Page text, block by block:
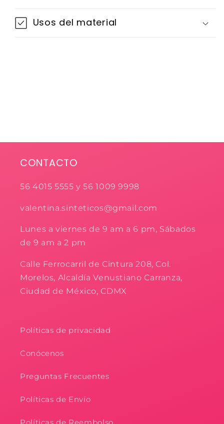
Usos del material
CONTACTO
56 4015 5555 y 56 1009 9998
valentina.sinteticos@gmail.com
Lunes a viernes de 9 am a 6 pm, Sábados
de 9 am a 2 pm
Calle Ferrocarril de Cintura 208, Col.
Morelos, Alcaldía Venustiano Carranza,
Ciudad de México, CDMX
Políticas de privacidad
Conócenos
Preguntas Frecuentes
Políticas de Envío